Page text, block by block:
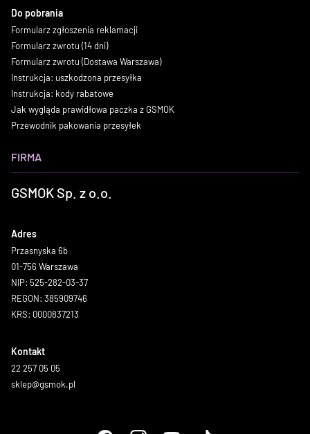
Do pobrania
Formularz zgłoszenia reklamacji
Formularz zwrotu (14 dni)
Formularz zwrotu (Dostawa Warszawa)
Instrukcja: uszkodzona przesyłka
Instrukcja: kody rabatowe
Jak wygląda prawidłowa paczka z GSMOK
Przewodnik pakowania przesyłek
FIRMA
GSMOK Sp. z o.o.
Adres
Przasnyska 6b
01-756 Warszawa
NIP: 525-282-03-37
REGON: 385909746
KRS: 0000837213
Kontakt
22 257 05 05
sklep@gsmok.pl